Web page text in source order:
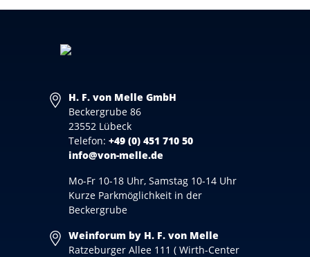
H. F. von Melle GmbH
Beckergrube 86
23552 Lübeck
Telefon: +49 (0) 451 710 50
info@von-melle.de
Mo-Fr 10-18 Uhr, Samstag 10-14 Uhr
Kurze Parkmöglichkeit in der
Beckergrube
Weinforum by H. F. von Melle
Ratzeburger Allee 111 ( Wirth-Center